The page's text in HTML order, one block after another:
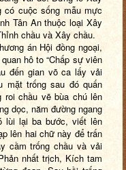
có cuộc sống mẫu mực
Tân An thuộc loại Xây
chầu và Xây chầu.
án Hội đồng ngoại,
hô to “Chấp sự viên
đến gian võ ca lấy vải
mặt trống sau đó quấn
roi chầu vẽ bùa chú lên
dọc, năm đường ngang
lùi lại ba bước, viết lên
lên hai chữ này để trấn
cầm trống chầu và vải
nhất trịch, Kích tam